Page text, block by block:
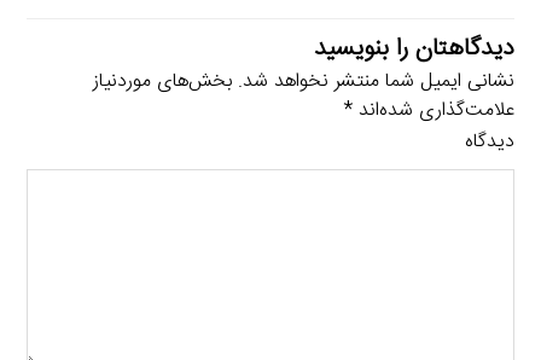
دیدگاهتان را بنویسید
نشانی ایمیل شما منتشر نخواهد شد. بخش‌های موردنیاز
علامت‌گذاری شده‌اند*
دیدگاه